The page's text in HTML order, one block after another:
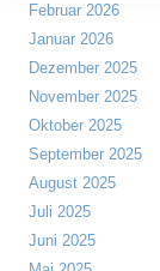
Februar 2026
Januar 2026
Dezember 2025
November 2025
Oktober 2025
September 2025
August 2025
Juli 2025
Juni 2025